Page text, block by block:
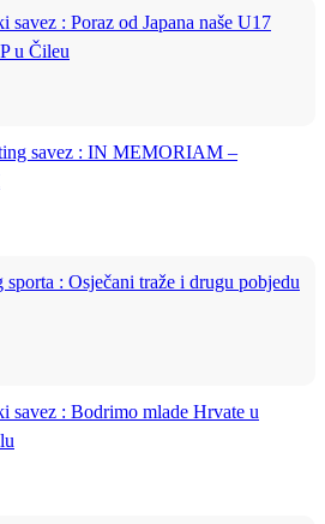
savez : Poraz od Japana naše U17
u Čileu
savez : IN MEMORIAM –
sporta : Osječani traže i drugu pobjedu
savez : Bodrimo mlade Hrvate u